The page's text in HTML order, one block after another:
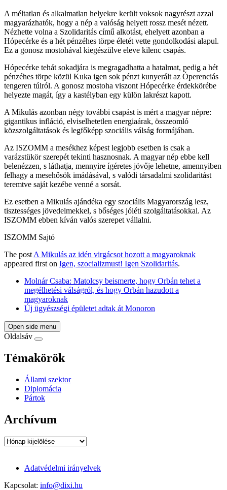
A méltatlan és alkalmatlan helyekre került voksok nagyrészt azzal
magyarázhatók, hogy a nép a valóság helyett rossz mesét nézett.
Nézhette volna a Szolidaritás című alkotást, ehelyett azonban a
Hópecérke és a hét pénzéhes törpe életét vette gondolkodási alapul.
Ez a gonosz mostohával kiegészülve eleve kilenc csapás.
Hópecérke tehát sokadjára is megragadhatta a hatalmat, pedig a hét
pénzéhes törpe közül Kuka igen sok pénzt kunyerált az Óperenciás
tengeren túlról. A gonosz mostoha viszont Hópecérke érdekkörébe
helyezte magát, így a kastélyban egy külön lakrészt kapott.
A Mikulás azonban négy további csapást is mért a magyar népre:
gigantikus infláció, elviselhetetlen energiaárak, összeomló
közszolgáltatások és legfőképp szociális válság formájában.
Az ISZOMM a mesékhez képest legjobb esetben is csak a
varázstükör szerepét tekinti hasznosnak. A magyar nép ebbe kell
belenézzen, s láthatja, mennyire ígéretes jövője lehetne, amennyiben
felhagy a mesehősök imádásával, s valódi társadalmi szolidaritást
teremtve saját kezébe venné a sorsát.
Ez esetben a Mikulás ajándéka egy szociális Magyarország lesz,
tisztességes jövedelmekkel, s bőséges jóléti szolgáltatásokkal. Az
ISZOMM ebben kíván valós szerepet vállalni.
ISZOMM Sajtó
The post A Mikulás az idén virgácsot hozott a magyaroknak
appeared first on Igen, szocializmust! Igen Szolidaritás.
Molnár Csaba: Matolcsy beismerte, hogy Orbán tehet a
megélhetési válságról, és hogy Orbán hazudott a
magyaroknak
Új ügyészségi épületet adtak át Monoron
Open side menu
Oldalsáv
Témakörök
Állami szektor
Diplomácia
Pártok
Archívum
Archívum
Adatvédelmi irányelvek
Kapcsolat: info@dixi.hu